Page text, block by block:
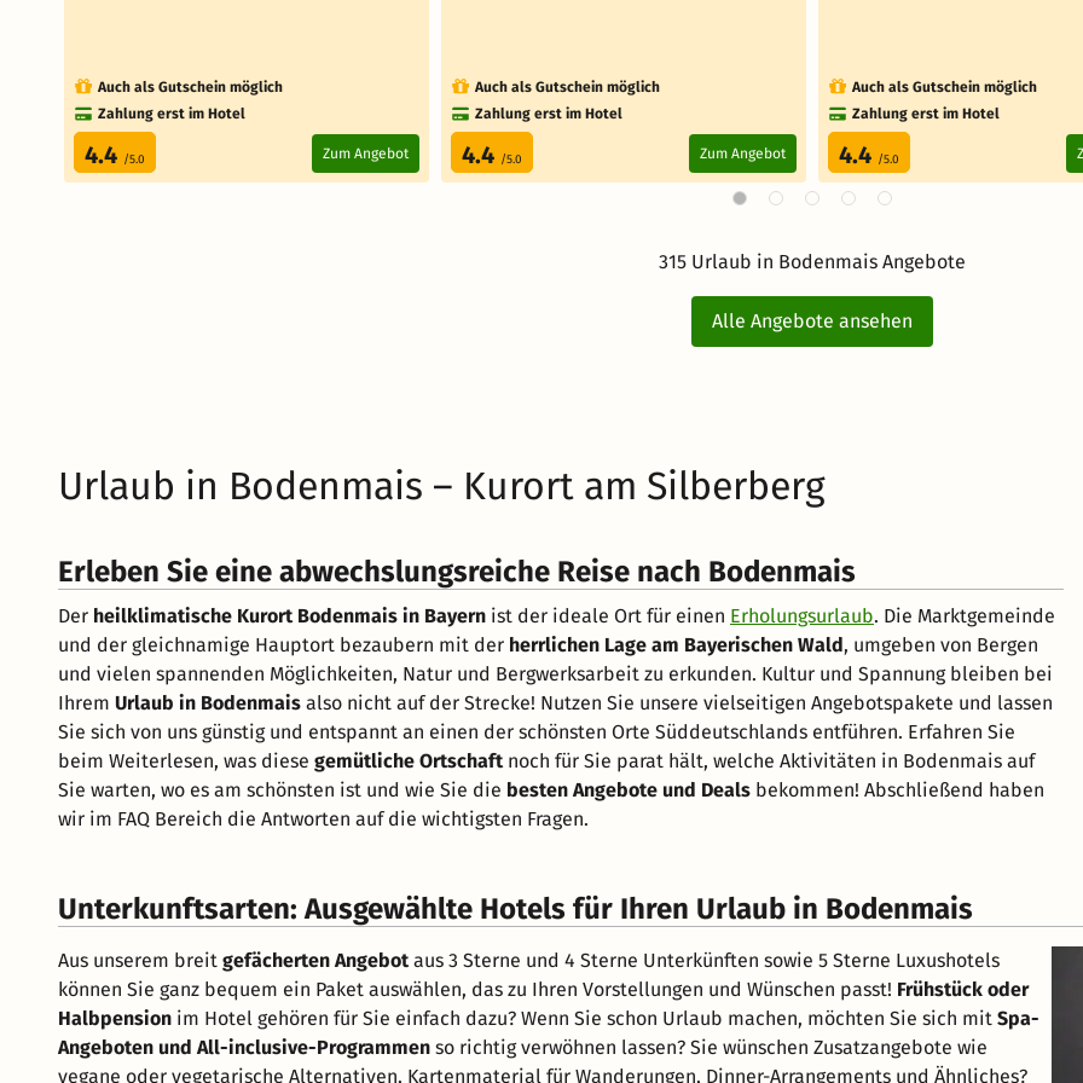
Auch als Gutschein möglich
Zahlung erst im Hotel
4.4 /5.0 Zum Angebot
Auch als Gutschein möglich
Zahlung erst im Hotel
4.4 /5.0 Zum Angebot
Auch als Gutschein möglich
Zahlung erst im Hotel
4.4 /5.0
315 Urlaub in Bodenmais Angebote
Alle Angebote ansehen
Urlaub in Bodenmais – Kurort am Silberberg
Erleben Sie eine abwechslungsreiche Reise nach Bodenmais
Der heilklimatische Kurort Bodenmais in Bayern ist der ideale Ort für einen Erholungsurlaub. Die Marktgemeinde
und der gleichnamige Hauptort bezaubern mit der herrlichen Lage am Bayerischen Wald, umgeben von Bergen
und vielen spannenden Möglichkeiten, Natur und Bergwerksarbeit zu erkunden. Kultur und Spannung bleiben bei
Ihrem Urlaub in Bodenmais also nicht auf der Strecke! Nutzen Sie unsere vielseitigen Angebotspakete und lassen
Sie sich von uns günstig und entspannt an einen der schönsten Orte Süddeutschlands entführen. Erfahren Sie
beim Weiterlesen, was diese gemütliche Ortschaftnoch für Sie parat hält, welche Aktivitäten in Bodenmais auf
Sie warten, wo es am schönsten ist und wie Sie die besten Angebote und Deals bekommen! Abschließend haben
wir im FAQ Bereich die Antworten auf die wichtigsten Fragen.
Unterkunftsarten: Ausgewählte Hotels für Ihren Urlaub in Bodenmais
Aus unserem breit gefächerten Angebotaus 3 Sterne und 4 Sterne Unterkünften sowie 5 Sterne Luxushotels
können Sie ganz bequem ein Paket auswählen, das zu Ihren Vorstellungen und Wünschen passt! Frühstück oder
Halbpension im Hotel gehören für Sie einfach dazu? Wenn Sie schon Urlaub machen, möchten Sie sich mit Spa-
Angeboten und All-inclusive-Programmen so richtig verwöhnen lassen? Sie wünschen Zusatzangebote wie
vegane oder vegetarische Alternativen, Kartenmaterial für Wanderungen, Dinner-Arrangements und Ähnliches?